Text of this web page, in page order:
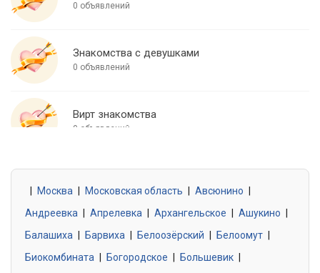
0 объявлений
Знакомства с девушками
0 объявлений
Вирт знакомства
0 объявлений
0 объявлений
Знакомства без обязательств
0 объявлений
Москва Московская область Авсюнино
Андреевка
Апрелевка Архангельское Ашукино
Балашиха
Барвиха Белоозёрский Белоомут
Биокомбината
Богородское Большевик